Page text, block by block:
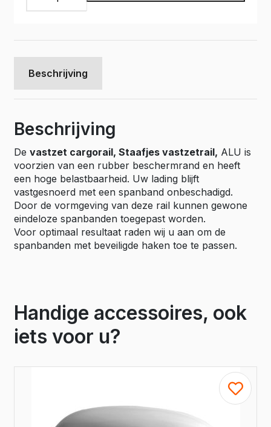
Staafjes
mm.
aantal
Beschrijving
Beschrijving
De vastzet cargorail, Staafjes vastzetrail, ALU is
voorzien van een rubber beschermrand en heeft
een hoge belastbaarheid. Uw lading blijft
vastgesnoerd met een spanband onbeschadigd.
Door de vormgeving van deze rail kunnen gewone
eindeloze spanbanden toegepast worden.
Voor optimaal resultaat raden wij u aan om de
spanbanden met beveiligde haken toe te passen.
Handige accessoires, ook
iets voor u?